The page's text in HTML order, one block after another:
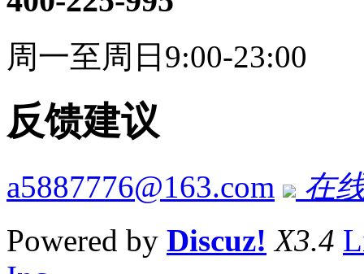
周一至周日9:00-23:00
反馈建议
a5887776@163.com
在
Powered by Discuz! X3.4